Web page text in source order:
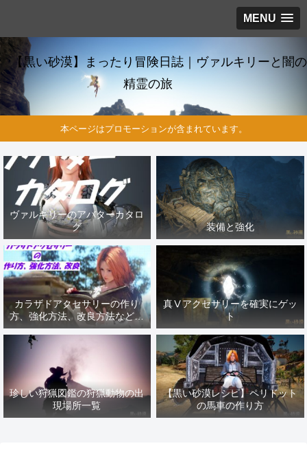
MENU
【黒い砂漠】まったり冒険日誌｜ヴァルキリーと闇の
精霊の旅
本ページはプロモーションが含まれています。
ヴァルキリーのアバターカタロ
グ
装備と強化
カラザドアクセサリーの作り
方、強化方法、改良方法などま
とめ【黒い砂漠冒険日誌１４１
真Ⅴアクセサリーを確実にゲッ
ト
珍しい狩猟図鑑の狩猟動物の出
現場所一覧
【黒い砂漠レシピ】ペリドット
の馬車の作り方